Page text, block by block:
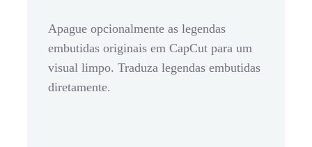
Apague opcionalmente as legendas
embutidas originais em CapCut para um
visual limpo. Traduza legendas embutidas
diretamente.